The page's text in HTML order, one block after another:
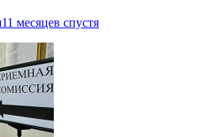
11 месяцев спустя